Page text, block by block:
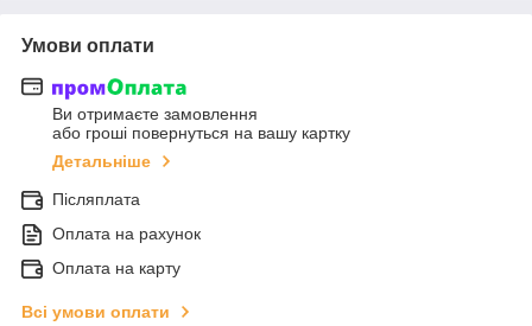
Умови оплати
Ви отримаєте замовлення
або гроші повернуться на вашу картку
Детальніше
Післяплата
Оплата на рахунок
Оплата на карту
Всі умови оплати